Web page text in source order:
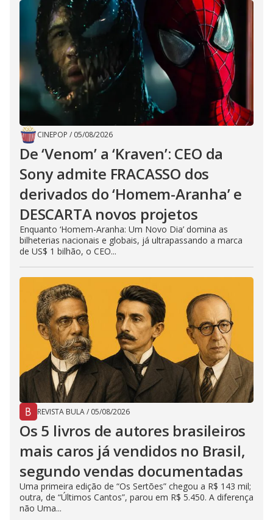
CINEPOP / 05/08/2026
De ‘Venom’ a ‘Kraven’: CEO da
Sony admite FRACASSO dos
derivados do ‘Homem-Aranha’ e
DESCARTA novos projetos
Enquanto ‘Homem-Aranha: Um Novo Dia’ domina as
bilheterias nacionais e globais, já ultrapassando a marca
de US$ 1 bilhão, o CEO...
REVISTA BULA/ 05/08/2026
Os 5 livros de autores brasileiros
mais caros já vendidos no Brasil,
segundo vendas documentadas
Uma primeira edição de “Os Sertões” chegou a R$ 143 mil;
outra, de “Últimos Cantos”, parou em R$ 5.450. A diferença
não Uma...